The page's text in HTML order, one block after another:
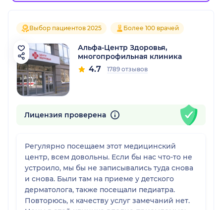
Выбор пациентов 2025 Более 100 врачей
Альфа-Центр Здоровья,
многопрофильная клиника
4.7 1789 отзывов
Лицензия проверена
Регулярно посещаем этот медицинский
центр, всем довольны. Если бы нас что-то не
устроило, мы бы не записывались туда снова
и снова. Были там на приеме у детского
дерматолога, также посещали педиатра.
Повторюсь, к качеству услуг замечаний нет.